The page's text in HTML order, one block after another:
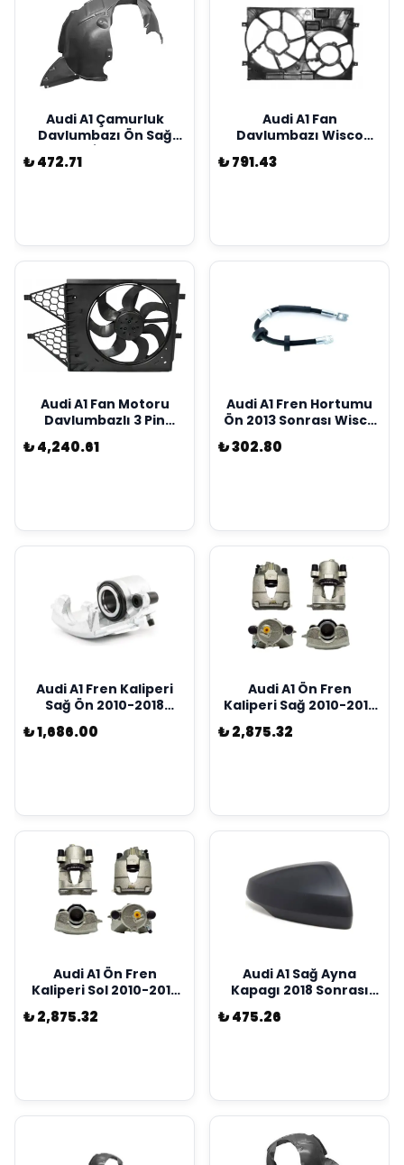
Audi A1 Çamurluk
Davlumbazı Ön Sağ
Taraf WİSCO Marka
2011 / 2014 Model Arası
₺ 472.71
Audi A1 Fan
Davlumbazı Wisco
Marka 3Q0121205
₺ 791.43
Audi A1 Fan Motoru
Davlumbazlı 3 Pin
2009-Wisco Marka
6R0121207QS1
₺ 4,240.61
Audi A1 Fren Hortumu
Ön 2013 Sonrası Wisco
Marka 6R0611701D
₺ 302.80
Audi A1 Fren Kaliperi
Sağ Ön 2010-2018
Wisco Marka
1J0615124A
₺ 1,686.00
Audi A1 Ön Fren
Kaliperi Sağ 2010-2017
Wisco Marka
6C0615124
₺ 2,875.32
Audi A1 Ön Fren
Kaliperi Sol 2010-2017
Wisco Marka
6C0615123
₺ 2,875.32
Audi A1 Sağ Ayna
Kapagı 2018 Sonrası
Wisco Marka
2G0857538A
₺ 475.26